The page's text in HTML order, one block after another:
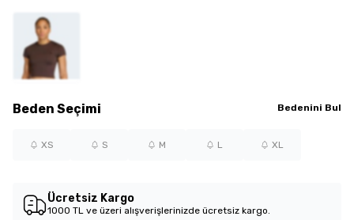
Beden Seçimi Bedenini Bul
XS S M L XL
Ücretsiz Kargo
1000 TL ve üzeri alışverişlerinizde ücretsiz kargo.